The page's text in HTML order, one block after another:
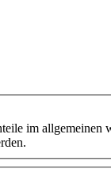
im